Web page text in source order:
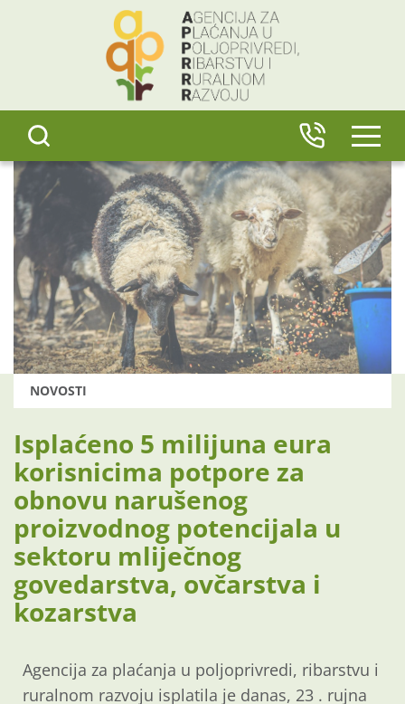
NOVOSTI
Isplaćeno 5 milijuna eura
korisnicima potpore za
obnovu narušenog
proizvodnog potencijala u
sektoru mliječnog
govedarstva, ovčarstva i
kozarstva
Agencija za plaćanja u poljoprivredi, ribarstvu i
ruralnom razvoju isplatila je danas, 23 . rujna